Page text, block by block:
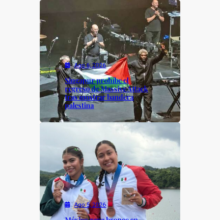
Ago 6, 2026
Singapur prohíbe el
regreso de Massive Attack
tras mostrar bandera
palestina
Ago 5, 2026